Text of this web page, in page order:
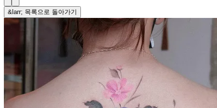
&larr; 목록으로 돌아가기